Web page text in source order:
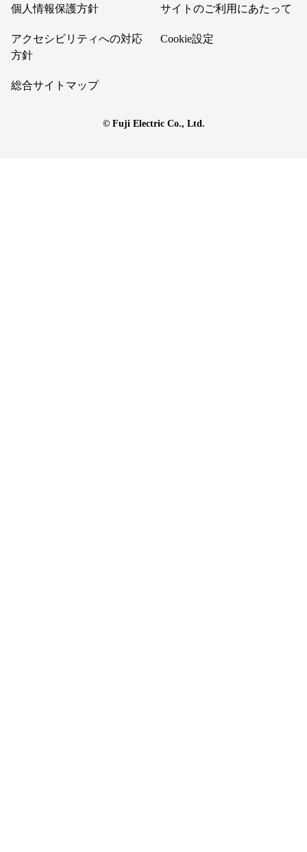
個人情報保護方針 サイトのご利用にあたって
アクセシビリティへの対応
方針
Cookie設定
総合サイトマップ
© Fuji Electric Co., Ltd.